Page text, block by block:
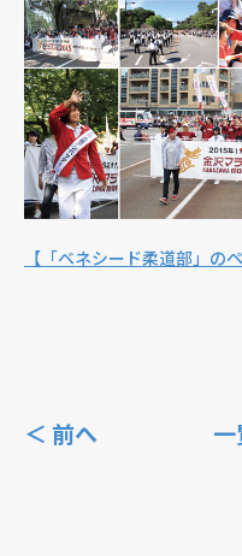
【「ベネシード柔道部」の
＜ 前へ